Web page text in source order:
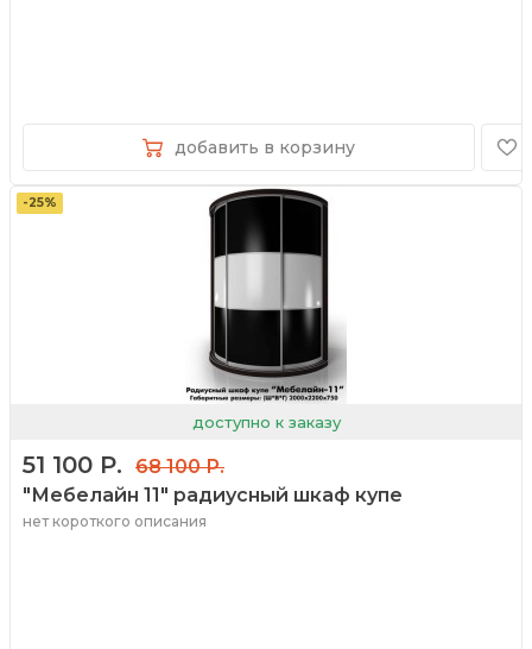
добавить в корзину
доступно к заказу
-25%
51 100 Р.
68 100 Р.
"Мебелайн 11" радиусный шкаф купе
нет короткого описания